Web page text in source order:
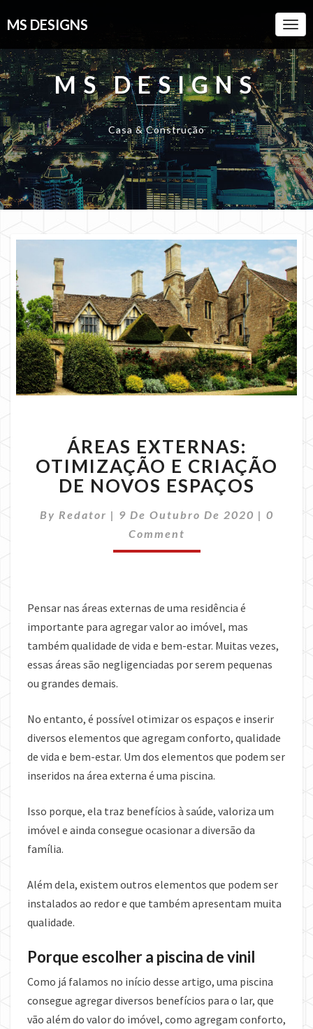
MS DESIGNS
MS DESIGNS
Casa & Construção
EXTERNAS:
OTIMIZAÇÃO
E
CRIAÇÃO
NOVOS
ESPAÇOS
ÁREAS EXTERNAS:
OTIMIZAÇÃO E CRIAÇÃO
DE NOVOS ESPAÇOS
By Redator | 9 De Outubro De 2020 | 0
Comment
Pensar nas áreas externas de uma residência é
importante para agregar valor ao imóvel, mas
também qualidade de vida e bem-estar. Muitas vezes,
essas áreas são negligenciadas por serem pequenas
ou grandes demais.
No entanto, é possível otimizar os espaços e inserir
diversos elementos que agregam conforto, qualidade
de vida e bem-estar. Um dos elementos que podem ser
inseridos na área externa é uma piscina.
Isso porque, ela traz benefícios à saúde, valoriza um
imóvel e ainda consegue ocasionar a diversão da
família.
Além dela, existem outros elementos que podem ser
instalados ao redor e que também apresentam muita
qualidade.
Porque escolher a piscina de vinil
Como já falamos no início desse artigo, uma piscina
consegue agregar diversos benefícios para o lar, que
vão além do valor do imóvel, como agregam conforto,